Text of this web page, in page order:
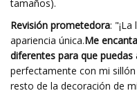
tamaños).
Revisión prometedora:
apariencia única.Me
diferentes para que puedas
perfectamente con mi
resto de la decoración de